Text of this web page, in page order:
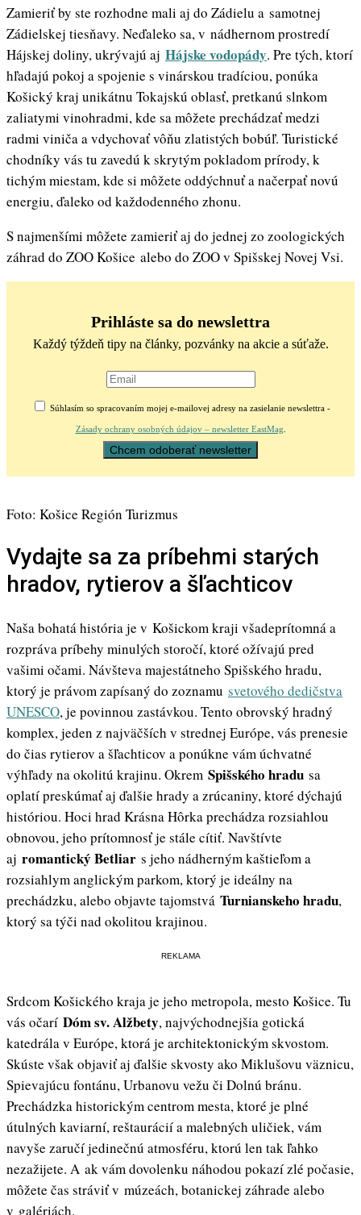
Zamieriť by ste rozhodne mali aj do Zádielu a samotnej
Zádielskej tiesňavy. Neďaleko sa, v nádhernom prostredí
Hájskej doliny, ukrývajú aj Hájske vodopády. Pre tých, ktorí
hľadajú pokoj a spojenie s vinárskou tradíciou, ponúka
Košický kraj unikátnu Tokajskú oblasť, pretkanú slnkom
zaliatymi vinohradmi, kde sa môžete prechádzať medzi
radmi viniča a vdychovať vôňu zlatistých bobúľ. Turistické
chodníky vás tu zavedú k skrytým pokladom prírody, k
tichým miestam, kde si môžete oddýchnuť a načerpať novú
energiu, ďaleko od každodenného zhonu.
S najmenšími môžete zamieriť aj do jednej zo zoologických
záhrad do ZOO Košice alebo do ZOO v Spišskej Novej Vsi.
Prihláste sa do newslettra
Každý týždeň tipy na články, pozvánky na akcie a súťaže.
Súhlasím so spracovaním mojej e-mailovej adresy na zasielanie newslettra -
Zásady ochrany osobných údajov – newsletter EastMag
Foto: Košice Región Turizmus
Vydajte sa za príbehmi starých
hradov, rytierov a šľachticov
Naša bohatá história je v Košickom kraji všadeprítomná a
rozpráva príbehy minulých storočí, ktoré ožívajú pred
vašimi očami. Návšteva majestátneho Spišského hradu,
ktorý je právom zapísaný do zoznamu svetového dedičstva
UNESCO, je povinnou zastávkou. Tento obrovský hradný
komplex, jeden z najväčších v strednej Európe, vás prenesie
do čias rytierov a šľachticov a ponúkne vám úchvatné
výhľady na okolitú krajinu. Okrem Spišského hradu sa
oplatí preskúmať aj ďalšie hrady a zrúcaniny, ktoré dýchajú
históriou. Hoci hrad Krásna Hôrka prechádza rozsiahlou
obnovou, jeho prítomnosť je stále cítiť. Navštívte
aj romantický Betliar s jeho nádherným kaštieľom a
rozsiahlym anglickým parkom, ktorý je ideálny na
prechádzku, alebo objavte tajomstvá Turnianskeho hradu,
ktorý sa týči nad okolitou krajinou.
REKLAMA
Srdcom Košického kraja je jeho metropola, mesto Košice. Tu
vás očarí Dóm sv. Alžbety, najvýchodnejšia gotická
katedrála v Európe, ktorá je architektonickým skvostom.
Skúste však objaviť aj ďalšie skvosty ako Miklušovu väznicu,
Spievajúcu fontánu, Urbanovu vežu či Dolnú bránu.
Prechádzka historickým centrom mesta, ktoré je plné
útulných kaviarní, reštaurácií a malebných uličiek, vám
navyše zaručí jedinečnú atmosféru, ktorú len tak ľahko
nezažijete. A ak vám dovolenku náhodou pokazí zlé počasie,
môžete čas stráviť v múzeách, botanickej záhrade alebo
v galériách.